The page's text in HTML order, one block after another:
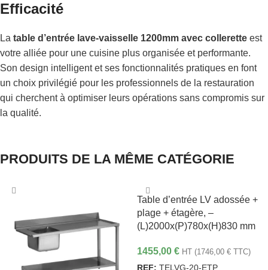
Efficacité
La table d’entrée lave-vaisselle 1200mm avec collerette est
votre alliée pour une cuisine plus organisée et performante.
Son design intelligent et ses fonctionnalités pratiques en font
un choix privilégié pour les professionnels de la restauration
qui cherchent à optimiser leurs opérations sans compromis sur
la qualité.
PRODUITS DE LA MÊME CATÉGORIE
Table d’entrée LV adossée +
plage + étagère, –
(L)2000x(P)780x(H)830 mm
1455,00 € HT (1746,00 € TTC)
REF: TELVG-20-ETP